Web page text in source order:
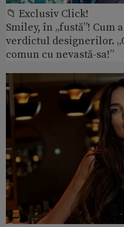
📁 Exclusiv Click!
Smiley, în „fustă”!
verdictul designerilor.
comun cu nevastă-sa!”